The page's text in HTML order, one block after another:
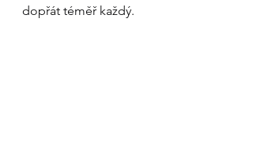
dopřát téměř každý.